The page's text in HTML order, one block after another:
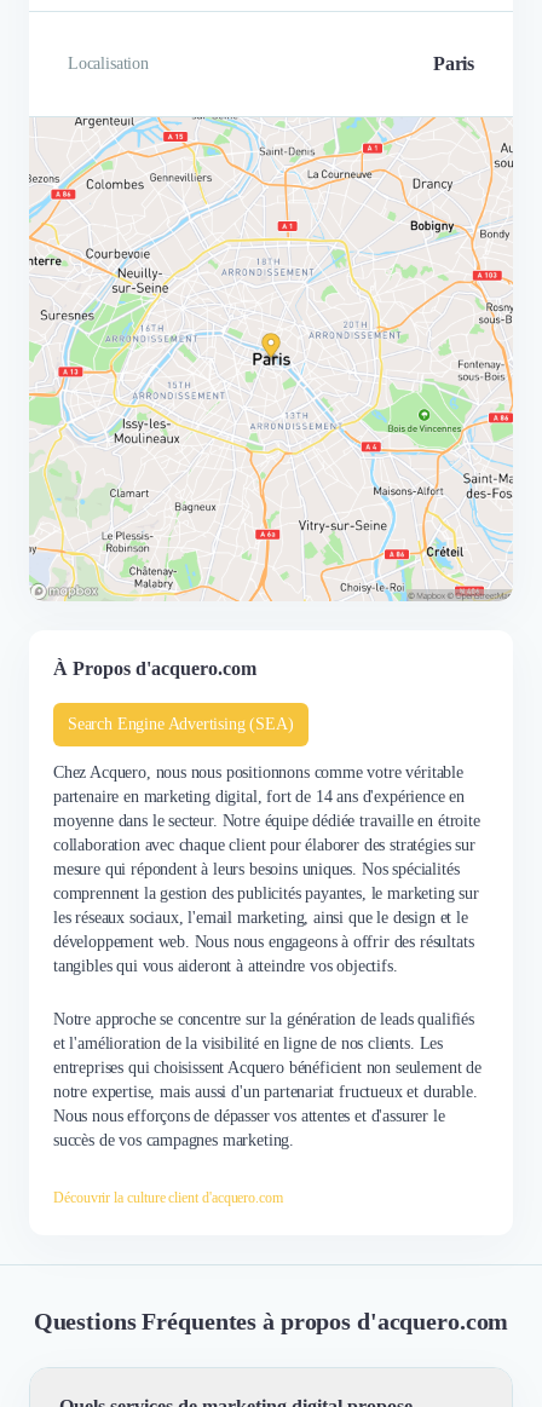
Localisation Paris
À Propos d'acquero.com
Search Engine Advertising (SEA)
Chez Acquero, nous nous positionnons comme votre véritable
partenaire en marketing digital, fort de 14 ans d'expérience en
moyenne dans le secteur. Notre équipe dédiée travaille en étroite
collaboration avec chaque client pour élaborer des stratégies sur
mesure qui répondent à leurs besoins uniques. Nos spécialités
comprennent la gestion des publicités payantes, le marketing sur
les réseaux sociaux, l'email marketing, ainsi que le design et le
développement web. Nous nous engageons à offrir des résultats
tangibles qui vous aideront à atteindre vos objectifs.
Notre approche se concentre sur la génération de leads qualifiés
et l'amélioration de la visibilité en ligne de nos clients. Les
entreprises qui choisissent Acquero bénéficient non seulement de
notre expertise, mais aussi d'un partenariat fructueux et durable.
Nous nous efforçons de dépasser vos attentes et d'assurer le
succès de vos campagnes marketing.
Découvrir la culture client d'acquero.com
Questions Fréquentes à propos d'acquero.com